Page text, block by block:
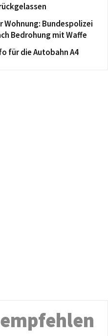
Wohnung: Bundespolizei
Bedrohung mit Waffe
für die Autobahn A4